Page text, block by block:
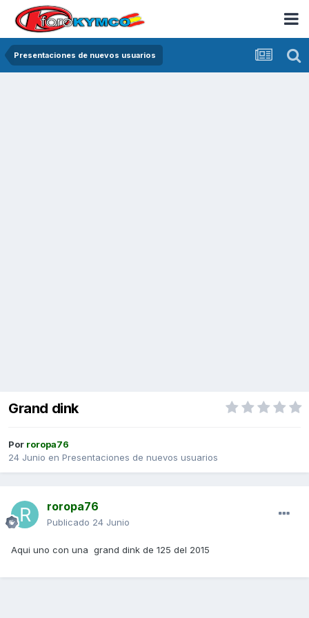
Presentaciones de nuevos usuarios
Grand dink
Por roropa76
24 Junio en Presentaciones de nuevos usuarios
roropa76
Publicado 24 Junio
Aqui uno con una grand dink de 125 del 2015